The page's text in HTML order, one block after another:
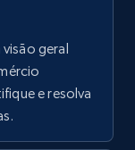
using
Initial
and
geral
e resolva